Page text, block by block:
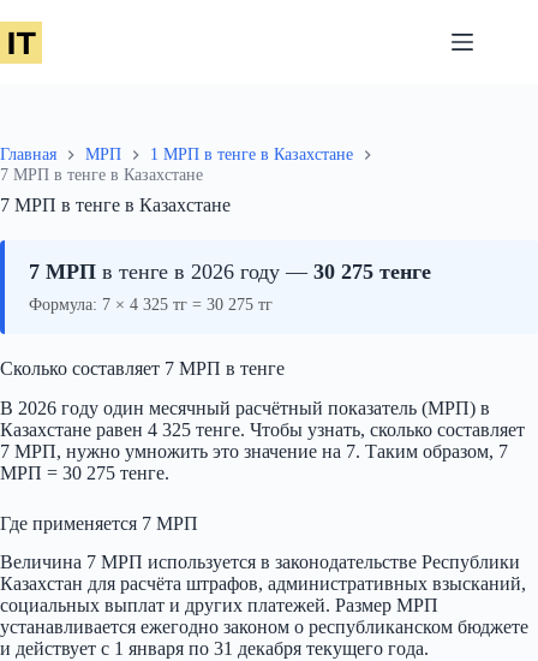
сути
Главная МРП
1 МРП в тенге в Казахстане
7 МРП в тенге в Казахстане
7 МРП в тенге в Казахстане
7 МРП в тенге в 2026 году — 30 275 тенге
Формула: 7 × 4 325 тг = 30 275 тг
Сколько составляет 7 МРП в тенге
В 2026 году один месячный расчётный показатель (МРП) в
Казахстане равен 4 325 тенге. Чтобы узнать, сколько составляет
7 МРП, нужно умножить это значение на 7. Таким образом, 7
МРП = 30 275 тенге.
Где применяется 7 МРП
Величина 7 МРП используется в законодательстве Республики
Казахстан для расчёта штрафов, административных взысканий,
социальных выплат и других платежей. Размер МРП
устанавливается ежегодно законом о республиканском бюджете
и действует с 1 января по 31 декабря текущего года.